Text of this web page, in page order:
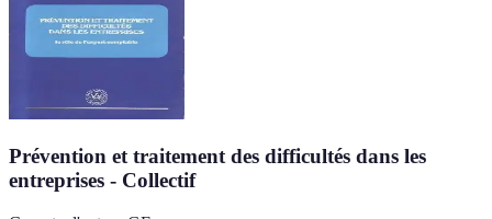
Prévention et traitement des difficultés dans les
entreprises - Collectif